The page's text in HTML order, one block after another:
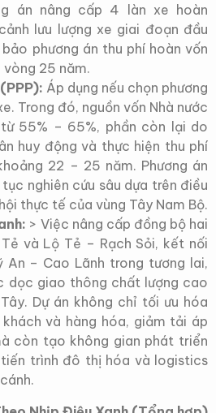
án nâng cấp 4 làn xe hoàn
lưu lượng xe giai đoạn đầu
phương án thu phí hoàn vốn
25 năm.
Áp dụng nếu chọn phương
Trong đó, nguồn vốn Nhà nước
55% – 65%, phần còn lại do
huy động và thực hiện thu phí
22 – 25 năm. Phương án
nghiên cứu sâu dựa trên điều
thực tế của vùng Tây Nam Bộ.
> Việc nâng cấp đồng bộ hai
và Lộ Tẻ – Rạch Sỏi, kết nối
– Cao Lãnh trong tương lai,
dọc giao thông chất lượng cao
Dự án không chỉ tối ưu hóa
và hàng hóa, giảm tải áp
còn tạo không gian phát triển
trình đô thị hóa và logistics